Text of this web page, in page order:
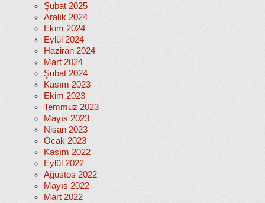
Şubat 2025
Aralık 2024
Ekim 2024
Eylül 2024
Haziran 2024
Mart 2024
Şubat 2024
Kasım 2023
Ekim 2023
Temmuz 2023
Mayıs 2023
Nisan 2023
Ocak 2023
Kasım 2022
Eylül 2022
Ağustos 2022
Mayıs 2022
Mart 2022